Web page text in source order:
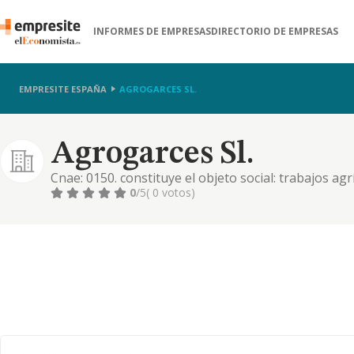
INFORMES DE EMPRESASDIRECTORIO DE EMPRESAS
EMPRESITE ESPAÑA AGROGARCES SL.
Agrogarces Sl.
Cnae: 0150. constituye el objeto social: trabajos
producción agrícola y de cría de ganado
0/5( 0 votos)